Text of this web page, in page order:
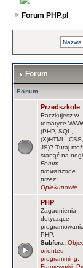
Forum PHP.pl
Forum
Forum
Przedszkole
Raczkujesz w
tematyce
(PHP, SQL,
(X)HTML, CSS,
JS)? Tutaj
stanąć na nogi.
Forum
prowadzone
przez:
Opiekunowie
PHP
Zagadnienia
dotyczące
PHP.
Subfora:
oriented
programming
Frameworki